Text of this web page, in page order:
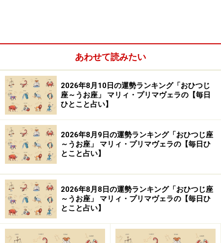
【編集部おすすめの購入サイト】
Amazonで占い関連の商品をチェック！
楽天市場で占い関連の商品をチェック！
あわせて読みたい
2026年8月10日の運勢ランキング「おひつじ
座～うお座」 マリィ・プリマヴェラの【毎日
ひとこと占い】
2026年8月9日の運勢ランキング「おひつじ座
～うお座」 マリィ・プリマヴェラの【毎日ひ
とこと占い】
2026年8月8日の運勢ランキング「おひつじ座
～うお座」 マリィ・プリマヴェラの【毎日ひ
とこと占い】